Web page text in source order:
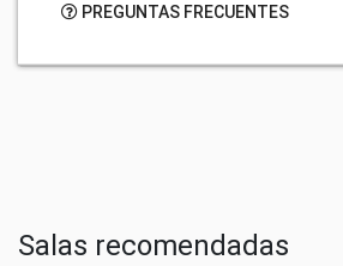
PREGUNTAS FRECUENTES
Salas recomendadas